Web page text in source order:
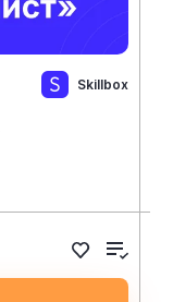
Skillbox